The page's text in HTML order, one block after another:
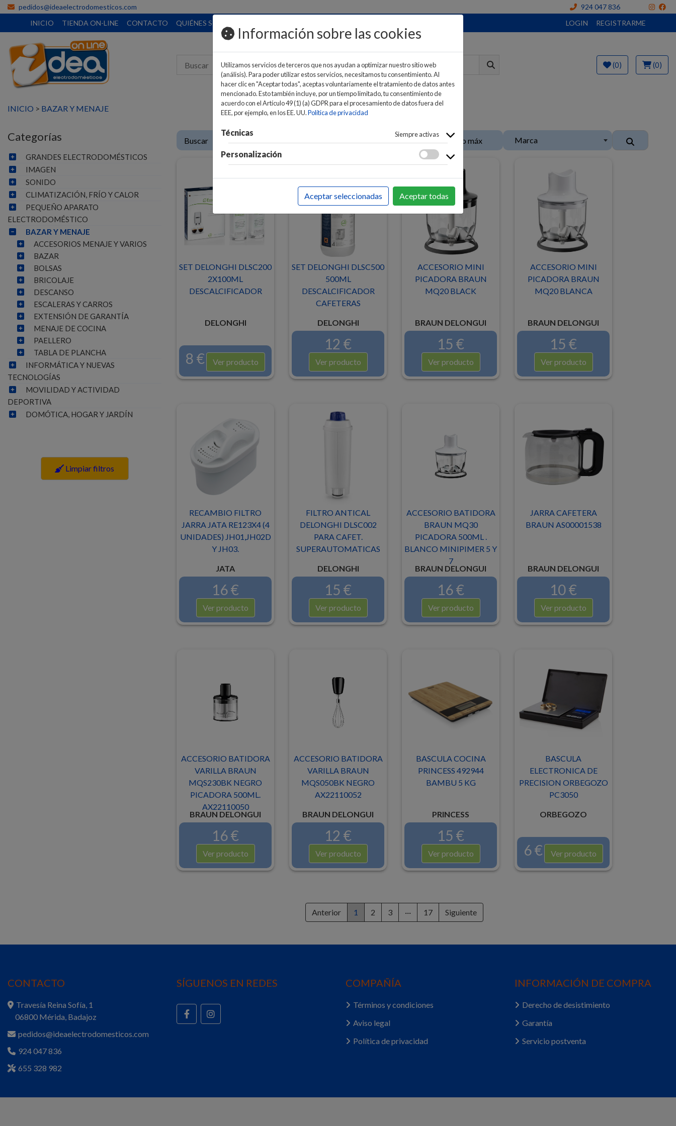
pedidos@ideaelectrodomesticos.com
924 047 836
INICIO
TIENDA ON-LINE CONTACTO QUIÉNES SOMOS LOGIN REGISTRARME
(0) (0)
INICIO > BAZAR Y MENAJE
Categorías
GRANDES ELECTRODOMÉSTICOS
IMAGEN
SONIDO
CLIMATIZACIÓN, FRÍO Y CALOR
PEQUEÑO APARATO
ELECTRODOMÉSTICO
BAZAR Y MENAJE
ACCESORIOS MENAJE Y VARIOS
BAZAR
BOLSAS
BRICOLAJE
DESCANSO
ESCALERAS Y CARROS
EXTENSIÓN DE GARANTÍA
MENAJE DE COCINA
PAELLERO
TABLA DE PLANCHA
INFORMÁTICA Y NUEVAS
TECNOLOGÍAS
MOVILIDAD Y ACTIVIDAD
DEPORTIVA
DOMÓTICA, HOGAR Y JARDÍN
Limpiar filtros
Marca
SET DELONGHI DLSC200
2X100ML
DESCALCIFICADOR
DELONGHI
8 € Ver producto
SET DELONGHI DLSC500
500ML
DESCALCIFICADOR
CAFETERAS
DELONGHI
12 €
Ver producto
ACCESORIO MINI
PICADORA BRAUN
MQ20 BLACK
BRAUN DELONGUI
15 €
Ver producto
ACCESORIO MINI
PICADORA BRAUN
MQ20 BLANCA
BRAUN DELONGUI
15 €
Ver producto
RECAMBIO FILTRO
JARRA JATA RE123X4 (4
UNIDADES) JH01,JH02D
Y JH03.
JATA
16 €
Ver producto
FILTRO ANTICAL
DELONGHI DLSC002
PARA CAFET.
SUPERAUTOMATICAS
DELONGHI
15 €
Ver producto
ACCESORIO BATIDORA
BRAUN MQ30
PICADORA 500ML .
BLANCO MINIPIMER 5 Y
7
BRAUN DELONGUI
16 €
Ver producto
JARRA CAFETERA
BRAUN AS00001538
BRAUN DELONGUI
10 €
Ver producto
ACCESORIO BATIDORA
VARILLA BRAUN
MQS230BK NEGRO
PICADORA 500ML.
AX22110050
BRAUN DELONGUI
16 €
Ver producto
ACCESORIO BATIDORA
VARILLA BRAUN
MQS050BK NEGRO
AX22110052
BRAUN DELONGUI
12 €
Ver producto
BASCULA COCINA
PRINCESS 492944
BAMBU 5 KG
PRINCESS
15 €
Ver producto
BASCULA
ELECTRONICA DE
PRECISION ORBEGOZO
PC3050
ORBEGOZO
6 € Ver producto
Anterior 1 2 3 ··· 17 Siguiente
CONTACTO
Travesía Reina Sofía, 1
06800 Mérida, Badajoz
pedidos@ideaelectrodomesticos.com
924 047 836
655 328 982
SÍGUENOS EN REDES COMPAÑÍA
Términos y condiciones
Aviso legal
Política de privacidad
INFORMACIÓN DE COMPRA
Derecho de desistimiento
Garantía
Servicio postventa
Información sobre las cookies
Utilizamos servicios de terceros que nos ayudan a optimizar nuestro sitio web
(análisis). Para poder utilizar estos servicios, necesitamos tu consentimiento. Al
hacer clic en "Aceptar todas", aceptas voluntariamente el tratamiento de datos antes
mencionado. Esto también incluye, por un tiempo limitado, tu consentimiento de
acuerdo con el Artículo 49 (1) (a) GDPR para el procesamiento de datos fuera del
EEE, por ejemplo, en los EE. UU.Política de privacidad
Técnicas Siempre activas
Personalización
Aceptar seleccionadas Aceptar todas